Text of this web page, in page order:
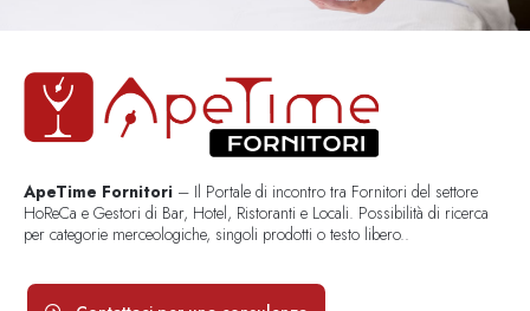
ApeTime Fornitori – Il Portale di incontro tra Fornitori del settore
HoReCa e Gestori di Bar, Hotel, Ristoranti e Locali. Possibilità di ricerca
per categorie merceologiche, singoli prodotti o testo libero..